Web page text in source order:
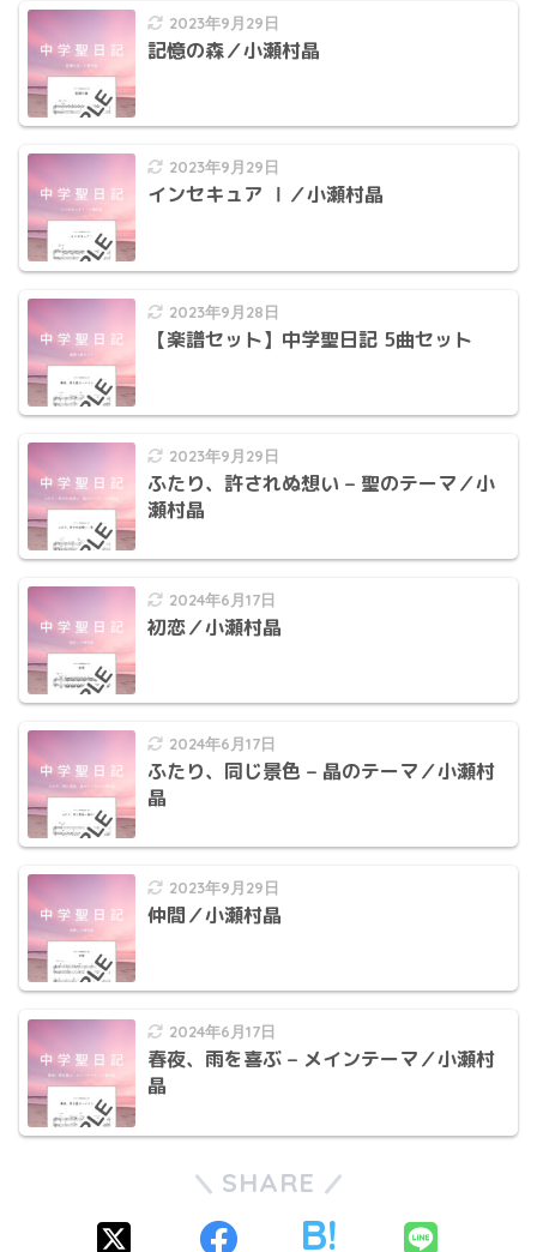
2023年9月29日
記憶の森／小瀬村晶
2023年9月29日
インセキュア Ⅰ／小瀬村晶
2023年9月28日
【楽譜セット】中学聖日記 5曲セット
2023年9月29日
ふたり、許されぬ想い – 聖のテーマ／小
瀬村晶
2024年6月17日
初恋／小瀬村晶
2024年6月17日
ふたり、同じ景色 – 晶のテーマ／小瀬村
晶
2023年9月29日
仲間／小瀬村晶
2024年6月17日
春夜、雨を喜ぶ – メインテーマ／小瀬村
晶
SHARE